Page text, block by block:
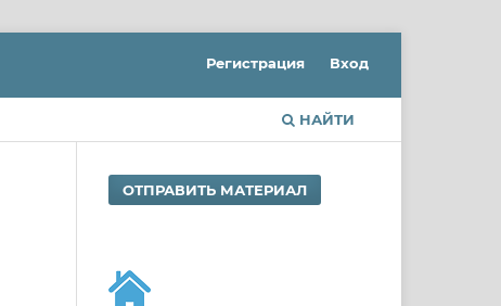
НАЙТИ
Регистрация Вход
ОТПРАВИТЬ МАТЕРИАЛ